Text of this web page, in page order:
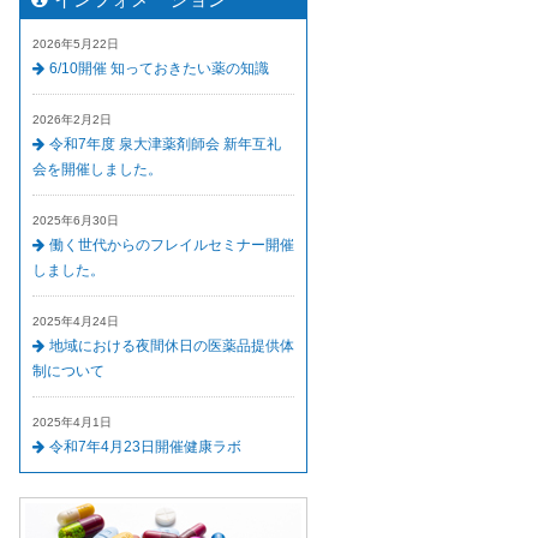
2026年5月22日
6/10開催 知っておきたい薬の知識
2026年2月2日
令和7年度 泉大津薬剤師会 新年互礼
会を開催しました。
2025年6月30日
働く世代からのフレイルセミナー開催
しました。
2025年4月24日
地域における夜間休日の医薬品提供体
制について
2025年4月1日
令和7年4月23日開催健康ラボ